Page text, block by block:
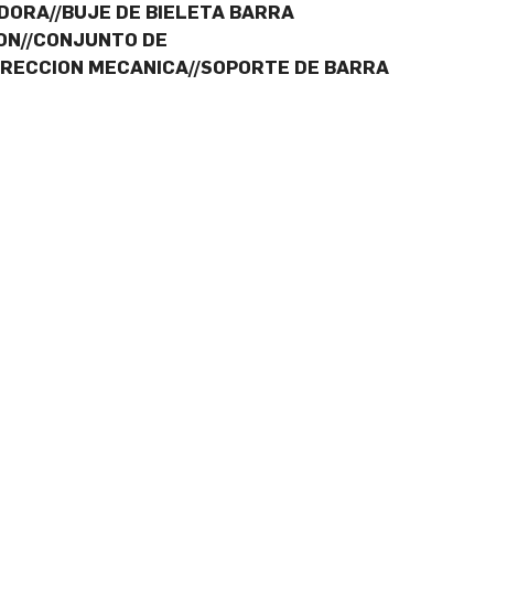
BUJE DE BIELETA BARRA
CONJUNTO DE
MECANICA//SOPORTE DE BARRA